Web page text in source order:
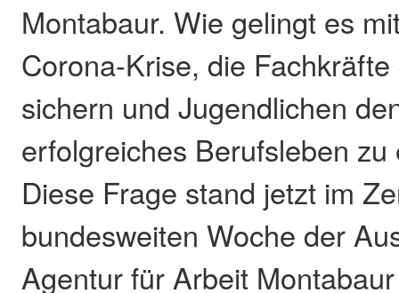
Montabaur. Wie gelingt es
Corona-Krise, die
sichern und Jugendlichen
erfolgreiches Berufsleben
Diese Frage stand jetzt im
bundesweiten Woche der
Agentur für Arbeit